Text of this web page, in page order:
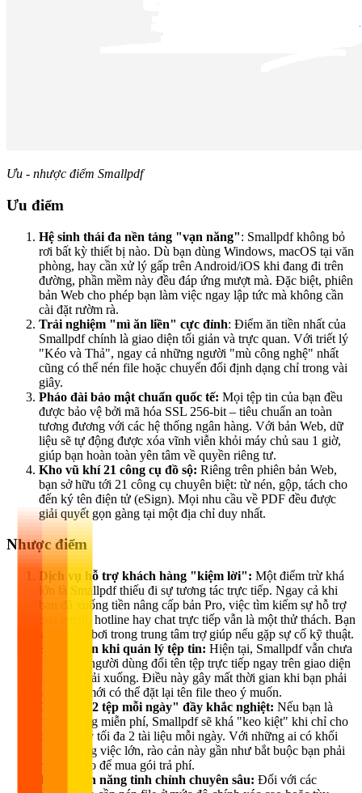
Ưu - nhược điểm Smallpdf
Ưu điểm
Hệ sinh thái đa nền tảng "vạn năng": Smallpdf không bỏ
rơi bất kỳ thiết bị nào. Dù bạn dùng Windows, macOS tại văn
phòng, hay cần xử lý gấp trên Android/iOS khi đang đi trên
đường, phần mềm này đều đáp ứng mượt mà. Đặc biệt, phiên
bản Web cho phép bạn làm việc ngay lập tức mà không cần
cài đặt rườm rà.
Trải nghiệm "mì ăn liền" cực đỉnh: Điểm ăn tiền nhất của
Smallpdf chính là giao diện tối giản và trực quan. Với triết lý
"Kéo và Thả", ngay cả những người "mù công nghệ" nhất
cũng có thể nén file hoặc chuyển đổi định dạng chỉ trong vài
giây.
Pháo đài bảo mật chuẩn quốc tế: Mọi tệp tin của bạn đều
được bảo vệ bởi mã hóa SSL 256-bit – tiêu chuẩn an toàn
tương đương với các hệ thống ngân hàng. Với bản Web, dữ
liệu sẽ tự động được xóa vĩnh viễn khỏi máy chủ sau 1 giờ,
giúp bạn hoàn toàn yên tâm về quyền riêng tư.
Kho vũ khí 21 công cụ đồ sộ: Riêng trên phiên bản Web,
bạn sở hữu tới 21 công cụ chuyên biệt: từ nén, gộp, tách cho
đến ký tên điện tử (eSign). Mọi nhu cầu về PDF đều được
giải quyết gọn gàng tại một địa chỉ duy nhất.
Nhược điểm
Dịch vụ hỗ trợ khách hàng "kiệm lời": Một điểm trừ khá
lớn là Smallpdf thiếu đi sự tương tác trực tiếp. Ngay cả khi
bạn đã xuống tiền nâng cấp bản Pro, việc tìm kiếm sự hỗ trợ
qua email, hotline hay chat trực tiếp vẫn là một thử thách. Bạn
sẽ phải tự bơi trong trung tâm trợ giúp nếu gặp sự cố kỹ thuật.
Sự bất tiện khi quản lý tệp tin: Hiện tại, Smallpdf vẫn chưa
cho phép người dùng đổi tên tệp trực tiếp ngay trên giao diện
trước khi tải xuống. Điều này gây mất thời gian khi bạn phải
tải về rồi mới có thể đặt lại tên file theo ý muốn.
Quy tắc "2 tệp mỗi ngày" đầy khắc nghiệt: Nếu bạn là
người dùng miễn phí, Smallpdf sẽ khá "keo kiệt" khi chỉ cho
phép xử lý tối đa 2 tài liệu mỗi ngày. Với những ai có khối
lượng công việc lớn, rào cản này gần như bắt buộc bạn phải
rút hầu bao để mua gói trả phí.
Thiếu tính năng tinh chỉnh chuyên sâu: Đối với các